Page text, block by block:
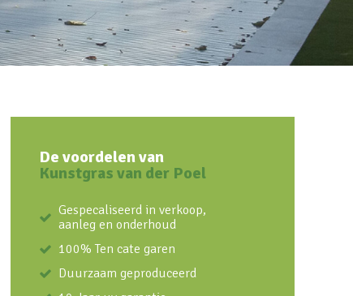
De voordelen van
Kunstgras van der Poel
Gespecaliseerd in verkoop,
aanleg en onderhoud
100% Ten cate garen
Duurzaam geproduceerd